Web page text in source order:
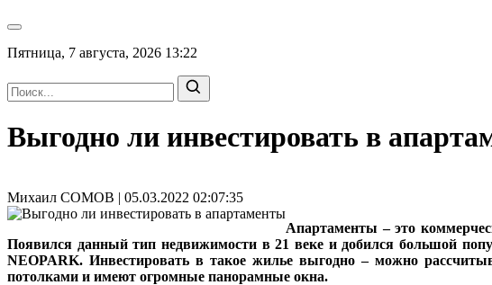
Пятница, 7 августа, 2026 13:22
Выгодно ли инвестировать в
Михаил СОМОВ | 05.03.2022 02:07:35
Апартаменты – это
Появился данный тип недвижимости в 21 веке и добился большой
NEOPARK. Инвестировать в такое жилье выгодно – можно
потолками и имеют огромные панорамные окна.